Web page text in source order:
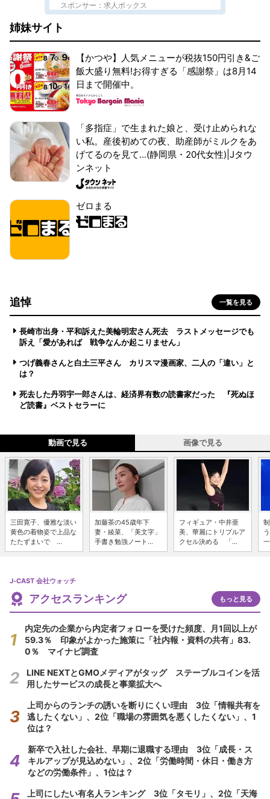
スポンサー：求人ボックス
姉妹サイト
【かつや】人気メニューが税抜150円引き&ご
飯大盛り無料!お得すぎる「感謝祭」は8月14
日まで開催中。
「多指症」で生まれた娘と、受け止められな
い私。産後初めての夜、助産師がミルクをあ
げてるのを見て...(静岡県・20代女性)|Jタウ
ンネット
ゼロまる
追悼 一覧を見る
長崎市出身・平和訴えた美輪明宏さん死去 ラストメッセージでも
訴え「愛があれば 戦争なんか起こりません」
つげ義春さんと白土三平さん カリスマ漫画家、二人の「違い」と
は？
死去した丹羽宇一郎さんは、経済界有数の読書家だった 『死ぬほ
ど読書』ベストセラーに
動画で見る 画像で見る
三田寛子、優雅な淡い
黄色の着物姿で上品な
たたずまいで ...
加藤茶の45歳年下
妻・綾菜、「美文字」
手書き勉強ノート...
フィギュア・中井亜
美、華麗にトリプルア
クセル決める 「...
J-CAST 会社ウォッチ
アクセスランキング もっと見る
内定先の企業から内定者フォローを受けた頻度、月1回以上が
59.3％ 印象がよかった施策に「社内報・資料の共有」83.
0％ マイナビ調査
LINE NEXTとGMOメディアがタッグ ステーブルコインを活
用したサービスの成長と事業拡大へ
上司からのランチの誘いを断りにくい理由 3位「情報共有を
逃したくない」、2位「職場の雰囲気を悪くしたくない」、1
位は？
新卒で入社した会社、早期に退職する理由 3位「成長・ス
キルアップが見込めない」、2位「労働時間・休日・働き方
などの労働条件」、1位は？
上司にしたい有名人ランキング 3位「タモリ」、2位「天海